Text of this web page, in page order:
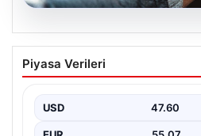
05.08.2026
Emekliye ÖTV’siz
yasa çıkacak mı?
Piyasa Verileri
USD 47.60